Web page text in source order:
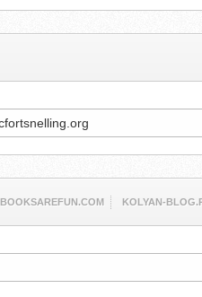
BOOKSAREFUN.COM KOLYAN-